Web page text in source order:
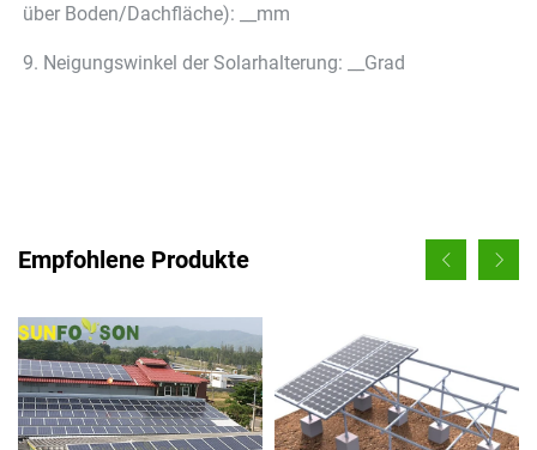
über Boden/Dachfläche): __mm
9. Neigungswinkel der Solarhalterung: __Grad
Empfohlene Produkte